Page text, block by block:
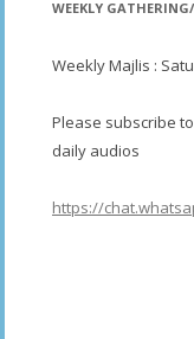
WEEKLY
Weekly Majlis :
Please subscribe
daily audios
https://